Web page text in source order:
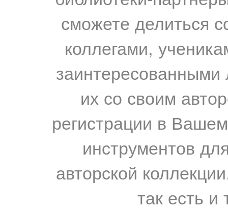
сможете делиться
коллегами,
их со своим
регистрации в
инструментов
авторской
так есть и